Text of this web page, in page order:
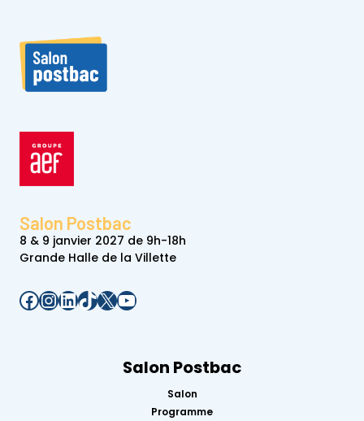
Salon Postbac
8 & 9 janvier 2027 de 9h-18h
Grande Halle de la Villette
Facebook
Instagram
LinkedIn
TikTok
X YouTube
Salon Postbac
Salon
Programme